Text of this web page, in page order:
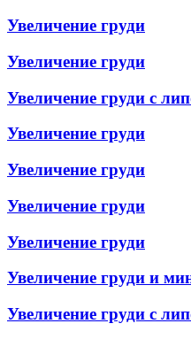
Увеличение груди
Увеличение груди
Увеличение груди с
Увеличение груди
Увеличение груди
Увеличение груди
Увеличение груди
Увеличение груди и
Увеличение груди с